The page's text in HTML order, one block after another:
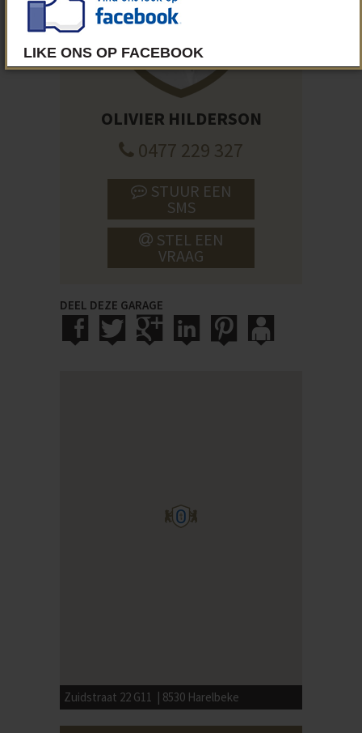
OLIVIER HILDERSON
0477 229 327
STUUR EEN
SMS
STEL EEN
VRAAG
DEEL DEZE GARAGE
Zuidstraat 22 G11 | 8530 Harelbeke